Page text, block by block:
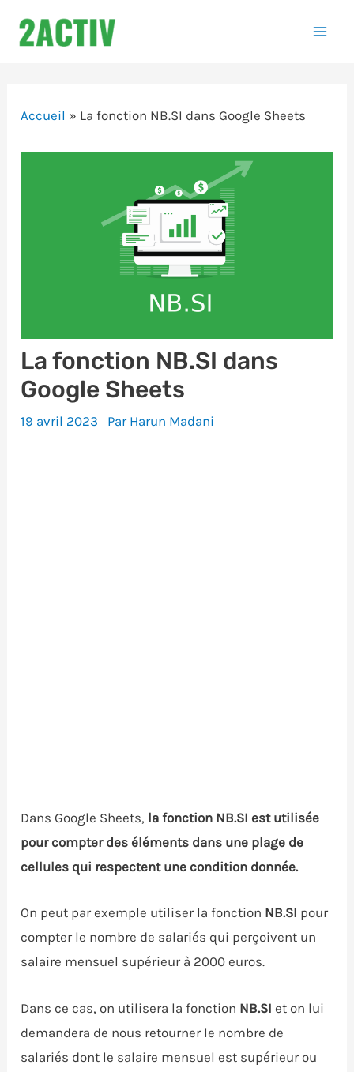
Accueil » La fonction NB.SI dans Google Sheets
La fonction NB.SI dans
Google Sheets
19 avril 2023 Par Harun Madani
Dans Google Sheets, la fonction NB.SI est utilisée
pour compter des éléments dans une plage de
cellules qui respectent une condition donnée.
On peut par exemple utiliser la fonction NB.SI pour
compter le nombre de salariés qui perçoivent un
salaire mensuel supérieur à 2000 euros.
Dans ce cas, on utilisera la fonction NB.SI et on lui
demandera de nous retourner le nombre de
salariés dont le salaire mensuel est supérieur ou